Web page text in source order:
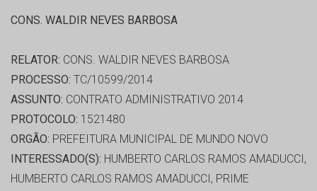
CONS. WALDIR NEVES BARBOSA
RELATOR: CONS. WALDIR NEVES BARBOSA
PROCESSO: TC/10599/2014
ASSUNTO: CONTRATO ADMINISTRATIVO 2014
PROTOCOLO: 1521480
ORGÃO: PREFEITURA MUNICIPAL DE MUNDO NOVO
INTERESSADO(S): HUMBERTO CARLOS RAMOS AMADUCCI,
HUMBERTO CARLOS RAMOS AMADUCCI, PRIME